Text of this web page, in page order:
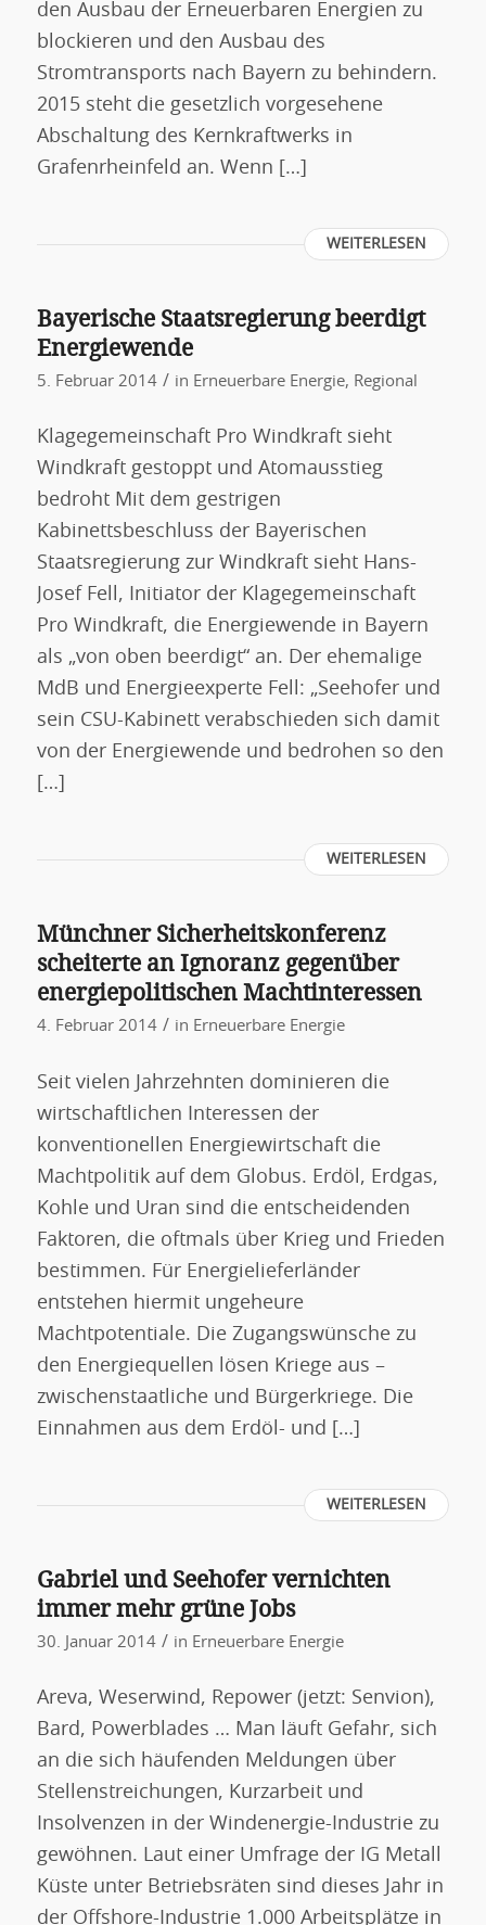
den Ausbau der Erneuerbaren Energien zu
blockieren und den Ausbau des
Stromtransports nach Bayern zu behindern.
2015 steht die gesetzlich vorgesehene
Abschaltung des Kernkraftwerks in
Grafenrheinfeld an. Wenn […]
WEITERLESEN
Bayerische Staatsregierung beerdigt
Energiewende
5. Februar 2014 / in Erneuerbare Energie, Regional
Klagegemeinschaft Pro Windkraft sieht
Windkraft gestoppt und Atomausstieg
bedroht Mit dem gestrigen
Kabinettsbeschluss der Bayerischen
Staatsregierung zur Windkraft sieht Hans-
Josef Fell, Initiator der Klagegemeinschaft
Pro Windkraft, die Energiewende in Bayern
als „von oben beerdigt“ an. Der ehemalige
MdB und Energieexperte Fell: „Seehofer und
sein CSU-Kabinett verabschieden sich damit
von der Energiewende und bedrohen so den
[…]
WEITERLESEN
Münchner Sicherheitskonferenz
scheiterte an Ignoranz gegenüber
energiepolitischen Machtinteressen
4. Februar 2014 / in Erneuerbare Energie
Seit vielen Jahrzehnten dominieren die
wirtschaftlichen Interessen der
konventionellen Energiewirtschaft die
Machtpolitik auf dem Globus. Erdöl, Erdgas,
Kohle und Uran sind die entscheidenden
Faktoren, die oftmals über Krieg und Frieden
bestimmen. Für Energielieferländer
entstehen hiermit ungeheure
Machtpotentiale. Die Zugangswünsche zu
den Energiequellen lösen Kriege aus –
zwischenstaatliche und Bürgerkriege. Die
Einnahmen aus dem Erdöl- und […]
WEITERLESEN
Gabriel und Seehofer vernichten
immer mehr grüne Jobs
30. Januar 2014 / in Erneuerbare Energie
Areva, Weserwind, Repower (jetzt: Senvion),
Bard, Powerblades … Man läuft Gefahr, sich
an die sich häufenden Meldungen über
Stellenstreichungen, Kurzarbeit und
Insolvenzen in der Windenergie-Industrie zu
gewöhnen. Laut einer Umfrage der IG Metall
Küste unter Betriebsräten sind dieses Jahr in
der Offshore-Industrie 1.000 Arbeitsplätze in